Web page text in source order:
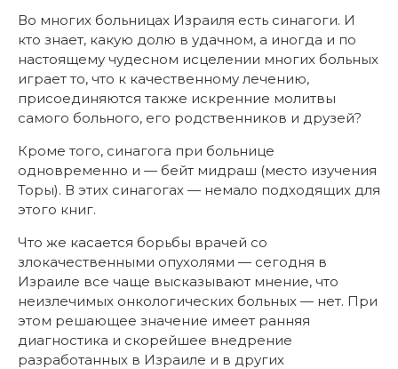
Во многих больницах Израиля есть синагоги. И
кто знает, какую долю в удачном, а иногда и по
настоящему чудесном исцелении многих больных
играет то, что к качественному лечению,
присоединяются также искренние молитвы
самого больного, его родственников и друзей?
Кроме того, синагога при больнице
одновременно и — бейт мидраш (место изучения
Торы). В этих синагогах — немало подходящих для
этого книг.
Что же касается борьбы врачей со
злокачественными опухолями — сегодня в
Израиле все чаще высказывают мнение, что
неизлечимых онкологических больных — нет. При
этом решающее значение имеет ранняя
диагностика и скорейшее внедрение
разработанных в Израиле и в других